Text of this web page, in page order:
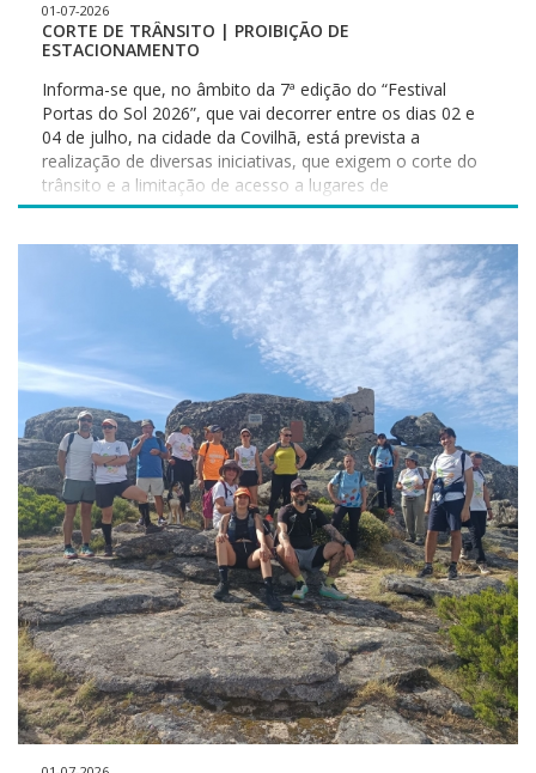
01-07-2026
CORTE DE TRÂNSITO | PROIBIÇÃO DE
ESTACIONAMENTO
Informa-se que, no âmbito da 7ª edição do “Festival
Portas do Sol 2026”, que vai decorrer entre os dias 02 e
04 de julho, na cidade da Covilhã, está prevista a
realização de diversas iniciativas, que exigem o corte do
trânsito e a limitação de acesso a lugares de
estacionamento público, nomeadamente: 1.1.- Corte de
dia 5 de julho - Largo Valério de Morais (Zona de Street
Food), a partir das 08:00 do dia 30 de junho até às 00:00
do dia 05 de julho; - Largo 1º Dezembro (retaguarda do
Edifício da CMC), a partir das 08:00 do dia 30 de junho até
às 00:00 do dia 05 de julho; 1.2.- Corte do trânsito a) dia
02 de julho - rua 6 de setembro e rua Portas do Sol, corte
do trânsito das 15:00 às 04:00 do dia seguinte; - rua 1º
Dezembro, rua Alexandre Herculano, rua Jornal Notícias
da Covilhã, rua Senhor da Paciência e Rua dos Bombeiros
Voluntários (a partir do Arquivo Municipal): corte do
trânsito das 17:00 às 21:30; - praça do Município (via junto
à Câmara Municipal, sem contorno da rotunda): corte do
trânsito das 17:00 às 00:00; - o trânsito circula, nos dois
sentidos, diretamente entre as ruas Visconde da
Coriscada e Ruy Faleiro, sem contornar a rotunda da
Praça do Município, entre as 17:00 às 24:00; - corte do
trânsito na rua António Augusto de Aguiar - corte de
trânsito nos dois sentidos a partir do cruzamento com a
rua da Barbacã até à Praça do Município, com exceção
dos Táxis que podem aceder à Praça de Táxis e inverter a
marcha para sair desta, entre as 17:00 e as 00:00; - o